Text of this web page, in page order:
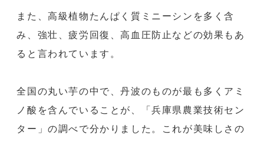
また、高級植物たんぱく質ミニーシンを多く含
み、強壮、疲労回復、高血圧防止などの効果もあ
ると言われています。
全国の丸い芋の中で、丹波のものが最も多くアミ
ノ酸を含んでいることが、「兵庫県農業技術セン
ター」の調べで分かりました。これが美味しさの